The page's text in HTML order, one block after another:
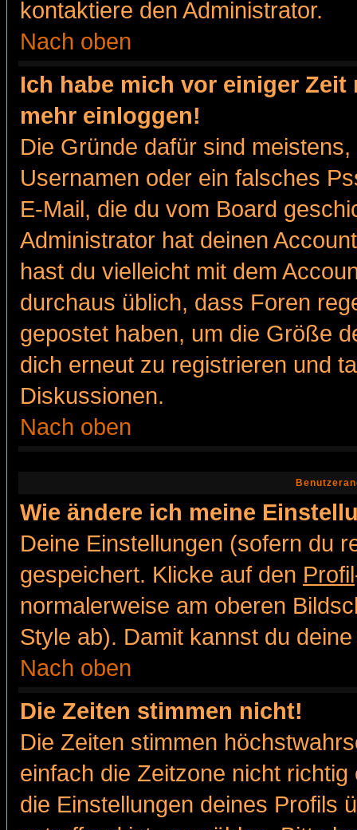
kontaktiere den Administrator.
Nach oben
Ich habe mich vor einiger
mehr einloggen!
Die Gründe dafür sind
Usernamen oder ein falsches
E-Mail, die du vom Board
Administrator hat deinen
hast du vielleicht mit dem
durchaus üblich, dass Foren
gepostet haben, um die Größe
dich erneut zu registrieren und
Diskussionen.
Nach oben
Wie ändere ich meine
Deine Einstellungen (sofern du
gespeichert. Klicke auf den Profil
normalerweise am oberen
Style ab). Damit kannst du
Nach oben
Die Zeiten stimmen nicht!
Die Zeiten stimmen
einfach die Zeitzone nicht
die Einstellungen deines Profils